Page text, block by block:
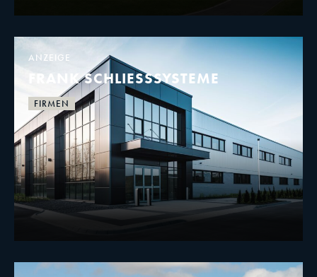
ANZEIGE
FRANK SCHLIESSSYSTEME
FIRMEN